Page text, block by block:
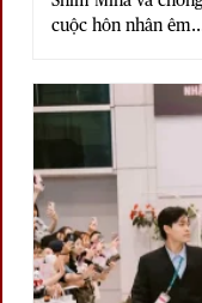
cuộc hôn nhân